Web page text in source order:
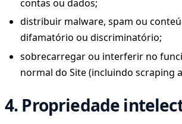
contas ou dados;
distribuir malware, spam ou
difamatório ou discriminatório;
sobrecarregar ou interferir no
normal do Site (incluindo scraping
4. Propriedade